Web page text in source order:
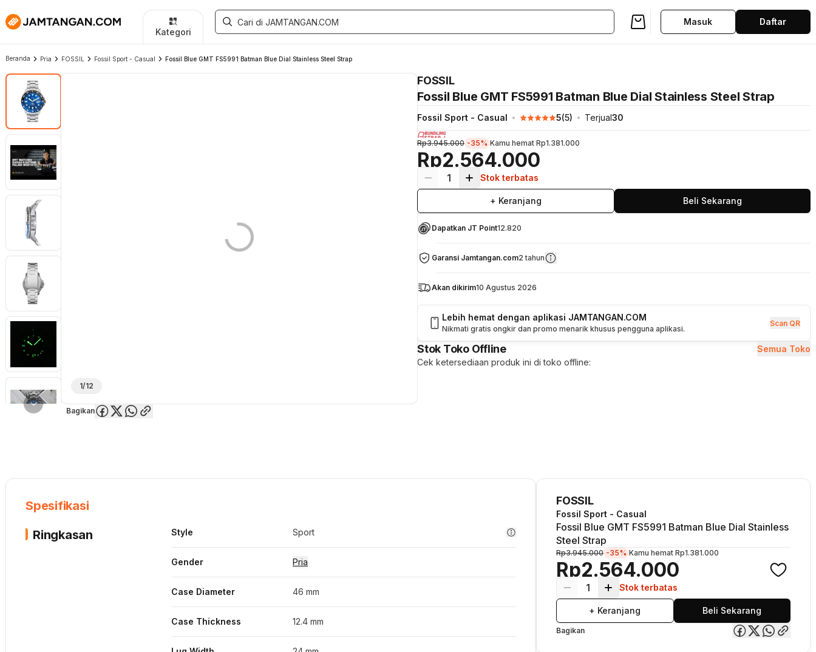
Kategori
Masuk Daftar
Beranda Pria FOSSIL Fossil Sport - Casual Fossil Blue GMT FS5991 Batman Blue Dial Stainless Steel Strap
1/12
Bagikan
FOSSIL
Fossil Blue GMT FS5991 Batman Blue Dial Stainless Steel Strap
Fossil Sport - Casual 5(5) Terjual30
Rp2.564.000
Rp3.945.000 -35% Kamu hemat Rp1.381.000
1 Stok terbatas
+ Keranjang Beli Sekarang
Dapatkan JT Point12.820
Garansi Jamtangan.com2 tahun
Akan dikirim10 Agustus 2026
Lebih hemat dengan aplikasi JAMTANGAN.COM
Nikmati gratis ongkir dan promo menarik khusus pengguna aplikasi.
Scan QR
Stok Toko Offline
Semua Toko
Cek ketersediaan produk ini di toko offline:
Spesifikasi
Ringkasan
Style Sport
Gender Pria
Case Diameter 46 mm
Case Thickness 12.4 mm
FOSSIL
Fossil Sport - Casual
Fossil Blue GMT FS5991 Batman Blue Dial Stainless
Steel Strap
Rp2.564.000
Rp3.945.000 -35% Kamu hemat Rp1.381.000
1 Stok terbatas
+ Keranjang Beli Sekarang
Bagikan